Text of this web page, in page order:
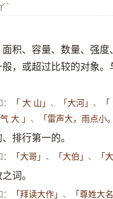
ˋ
积、容量、数量、强度
，或超过比较的对象。
「 大 山」 、 「大河」 、
大 」 、 「雷声大，雨点小
排行第一的。
「大哥」 、 「大伯」 、 「
词。
「拜读大作」 、 「尊姓大